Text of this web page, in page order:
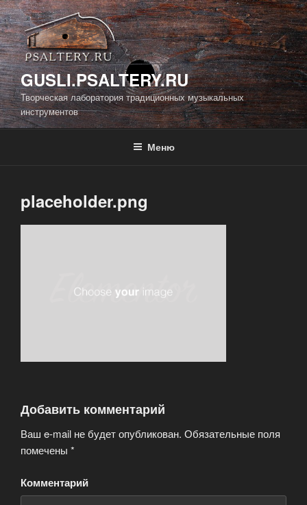
Перейти
к
содержимому
GUSLI.PSALTERY.RU
Творческая лаборатория традиционных музыкальных
инструментов
Меню
placeholder.png
Добавить комментарий
Ваш e-mail не будет опубликован. Обязательные поля
помечены *
Комментарий